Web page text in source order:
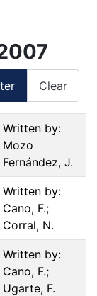
Clear
Written by:
Mozo
Fernández, J.
Written by:
Cano, F.;
Corral, N.
Written by:
Cano, F.;
Ugarte, F.